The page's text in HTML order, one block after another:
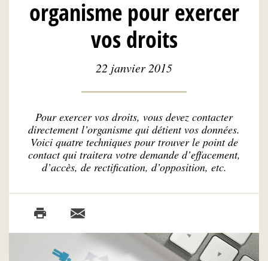
organisme pour exercer
vos droits
22 janvier 2015
Pour exercer vos droits, vous devez contacter
directement l’organisme qui détient vos données.
Voici quatre techniques pour trouver le point de
contact qui traitera votre demande d’effacement,
d’accès, de rectification, d’opposition, etc.